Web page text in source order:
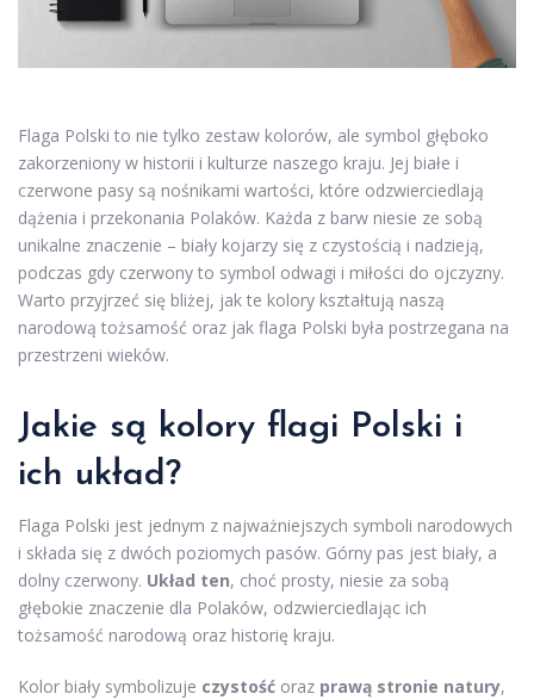
Flaga Polski to nie tylko zestaw kolorów, ale symbol głęboko
zakorzeniony w historii i kulturze naszego kraju. Jej białe i
czerwone pasy są nośnikami wartości, które odzwierciedlają
dążenia i przekonania Polaków. Każda z barw niesie ze sobą
unikalne znaczenie – biały kojarzy się z czystością i nadzieją,
podczas gdy czerwony to symbol odwagi i miłości do ojczyzny.
Warto przyjrzeć się bliżej, jak te kolory kształtują naszą
narodową tożsamość oraz jak flaga Polski była postrzegana na
przestrzeni wieków.
Jakie są kolory flagi Polski i
ich układ?
Flaga Polski jest jednym z najważniejszych symboli narodowych
i składa się z dwóch poziomych pasów. Górny pas jest biały, a
dolny czerwony. Układ ten, choć prosty, niesie za sobą
głębokie znaczenie dla Polaków, odzwierciedlając ich
tożsamość narodową oraz historię kraju.
Kolor biały symbolizuje czystość oraz prawą stronie natury,